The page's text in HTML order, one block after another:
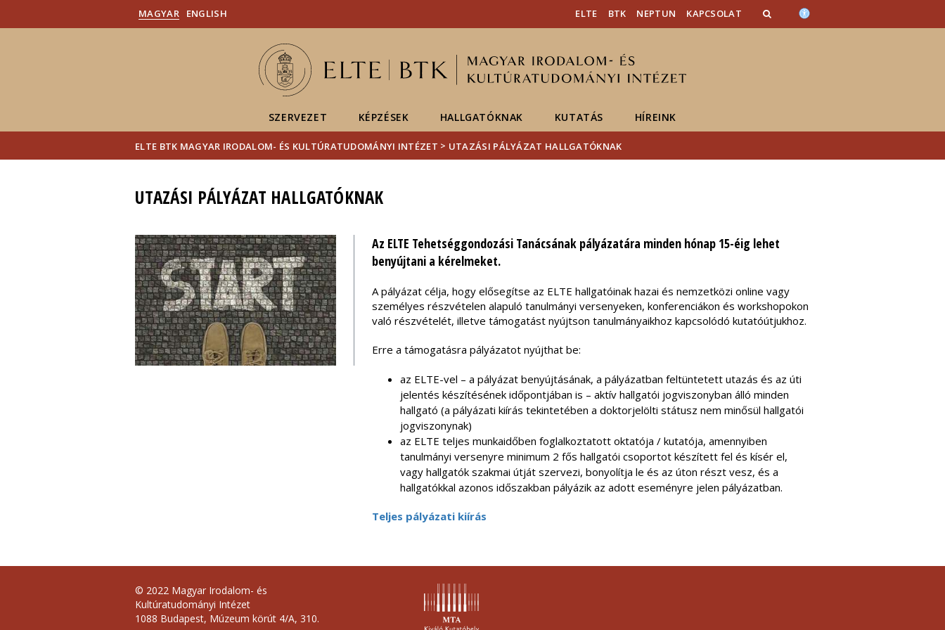
MAGYAR ENGLISH ELTE BTK NEPTUN KAPCSOLAT
SZERVEZET KÉPZÉSEK HALLGATÓKNAK KUTATÁS HÍREINK
ELTE BTK MAGYAR IRODALOM- ÉS KULTÚRATUDOMÁNYI INTÉZET > UTAZÁSI PÁLYÁZAT HALLGATÓKNAK
UTAZÁSI PÁLYÁZAT HALLGATÓKNAK
Az ELTE Tehetséggondozási Tanácsának pályázatára minden hónap 15-éig lehet
benyújtani a kérelmeket.
A pályázat célja, hogy elősegítse az ELTE hallgatóinak hazai és nemzetközi online vagy
személyes részvételen alapuló tanulmányi versenyeken, konferenciákon és workshopokon
való részvételét, illetve támogatást nyújtson tanulmányaikhoz kapcsolódó kutatóútjukhoz.
Erre a támogatásra pályázatot nyújthat be:
az ELTE-vel – a pályázat benyújtásának, a pályázatban feltüntetett utazás és az úti
jelentés készítésének időpontjában is – aktív hallgatói jogviszonyban álló minden
hallgató (a pályázati kiírás tekintetében a doktorjelölti státusz nem minősül hallgatói
jogviszonynak)
az ELTE teljes munkaidőben foglalkoztatott oktatója / kutatója, amennyiben
tanulmányi versenyre minimum 2 fős hallgatói csoportot készített fel és kísér el,
vagy hallgatók szakmai útját szervezi, bonyolítja le és az úton részt vesz, és a
hallgatókkal azonos időszakban pályázik az adott eseményre jelen pályázatban.
Teljes pályázati kiírás
© 2022 Magyar Irodalom- és
Kultúratudományi Intézet
1088 Budapest, Múzeum körút 4/A, 310.